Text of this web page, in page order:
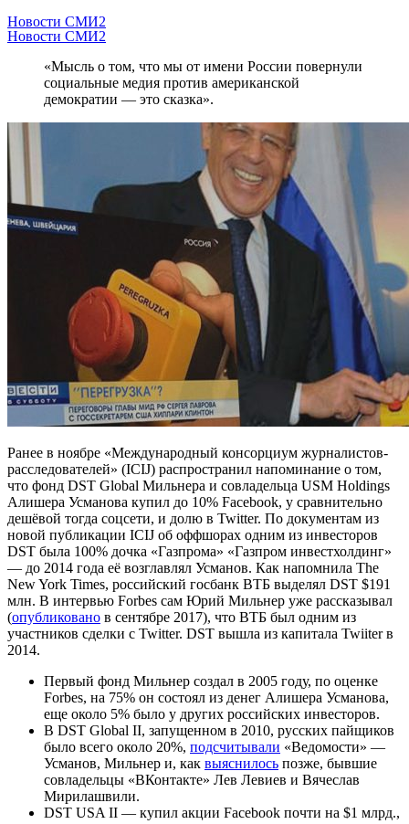
Новости СМИ2
Новости СМИ2
«Мысль о том, что мы от имени России повернули
социальные медия против американской
демократии — это сказка».
Ранее в ноябре «Международный консорциум журналистов-
расследователей» (ICIJ) распространил напоминание о том,
что фонд DST Global Мильнера и совладельца USM Holdings
Алишера Усманова купил до 10% Facebook, у сравнительно
дешёвой тогда соцсети, и долю в Twitter. По документам из
новой публикации ICIJ об оффшорах одним из инвесторов
DST была 100% дочка «Газпрома» «Газпром инвестхолдинг»
— до 2014 года её возглавлял Усманов. Как напомнила The
New York Times, российский госбанк ВТБ выделял DST $191
млн. В интервью Forbes сам Юрий Мильнер уже рассказывал
(опубликовано в сентябре 2017), что ВТБ был одним из
участников сделки с Twitter. DST вышла из капитала Twiiter в
2014.
Первый фонд Мильнер создал в 2005 году, по оценке
Forbes, на 75% он состоял из денег Алишера Усманова,
еще около 5% было у других российских инвесторов.
В DST Global II, запущенном в 2010, русских пайщиков
было всего около 20%, подсчитывали «Ведомости» —
Усманов, Мильнер и, как выяснилось позже, бывшие
совладельцы «ВКонтакте» Лев Левиев и Вячеслав
Мирилашвили.
DST USA II — купил акции Facebook почти на $1 млрд.,